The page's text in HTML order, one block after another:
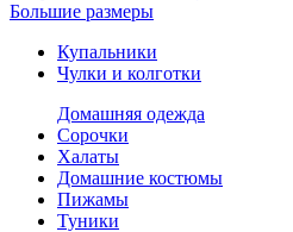
Большие размеры
Купальники
Чулки и колготки
Домашняя одежда
Сорочки
Халаты
Домашние костюмы
Пижамы
Туники